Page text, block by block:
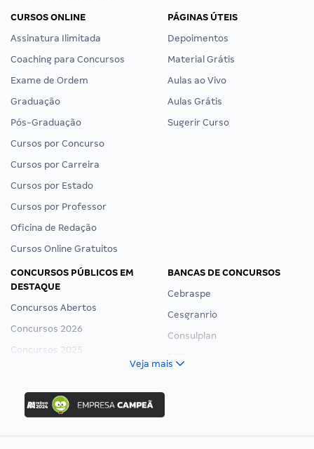
CURSOS ONLINE
Assinatura Ilimitada
Coaching para Concursos
Exame de Ordem
Graduação
Pós-Graduação
Cursos por Concurso
Cursos por Carreira
Cursos por Estado
Cursos por Professor
Oficina de Redação
Cursos Online Gratuitos
PÁGINAS ÚTEIS
Depoimentos
Material Grátis
Aulas ao Vivo
Aulas Grátis
Sugerir Curso
CONCURSOS PÚBLICOS EM
DESTAQUE
Concursos Abertos
Concursos 2026
Concursos 2025
Concurso Ibama
Concurso MPU
Editais publicados
BANCAS DE CONCURSOS
Cebraspe
Cesgranrio
Consulplan
Veja mais